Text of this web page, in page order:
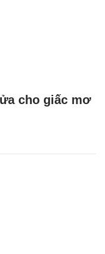
cho giấc mơ